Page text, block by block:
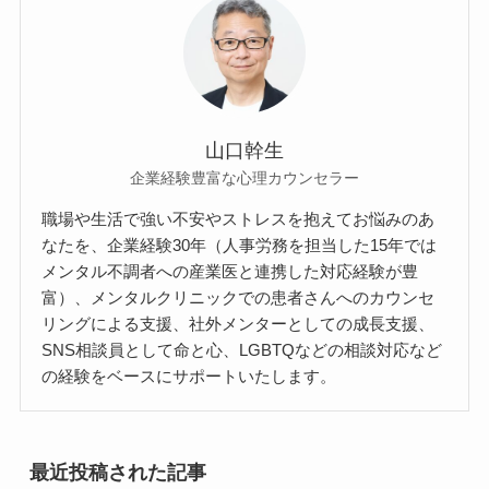
山口幹生
企業経験豊富な心理カウンセラー
職場や生活で強い不安やストレスを抱えてお悩みのあ
なたを、企業経験30年（人事労務を担当した15年では
メンタル不調者への産業医と連携した対応経験が豊
富）、メンタルクリニックでの患者さんへのカウンセ
リングによる支援、社外メンターとしての成長支援、
SNS相談員として命と心、LGBTQなどの相談対応など
の経験をベースにサポートいたします。
最近投稿された記事